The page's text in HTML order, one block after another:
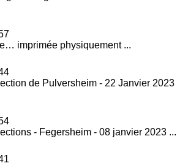
imprimée physiquement ...
de Pulversheim - 22 Janvier 2023
- Fegersheim - 08 janvier 2023 ...